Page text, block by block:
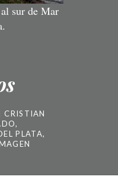
sur de Mar
CRISTIAN
,
PLATA,